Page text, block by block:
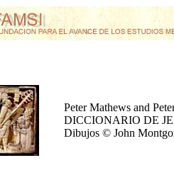
Peter Mathews and
DICCIONARIO DE
Dibujos © John